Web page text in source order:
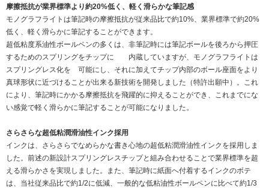
摩擦抵抗が業界標準より約20%低く、軽く滑らかな筆記感
モノグラフライトは筆記時の摩擦抵抗が従来品比で約10%、業界標準で約20%
低く、軽く滑らかに筆記することができます。
超低粘度系油性ボールペンの多くは、非筆記時には筆記ボールを後ろから押圧
するためのスプリングをチップに 内蔵していますが、モノグラフライトは
スプリングレス化を 可能にし、それに加えてチップ内部のボール座面をより
真球形状に近づけることが出来る新技術を開発しました（特許出願中）。これ
により、筆記時にかかる摩擦抵抗を飛躍的に抑えることができ、これまでにな
い感覚で軽く滑らかに筆記することが可能になりました。
さらさらな超低粘潤滑油性インク採用
インクは、さらさらでなめらかな書き心地の超低粘潤滑油性インクを採用しま
した。前述の新設計スプリングレスチップと組み合わせることで業界標準を超
える滑らかさを実現しました。また、筆記時に紙面へ付着するインクのボテ
は、当社従来品比で約1/2に低減、一般的な低粘油性ボールペンに比べて約1/3